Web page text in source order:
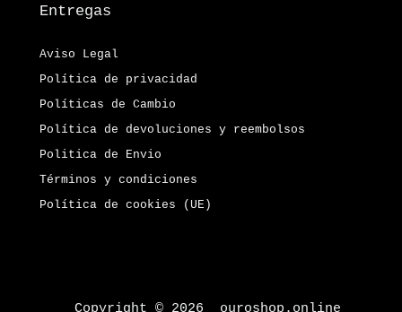
Entregas
Aviso Legal
Política de privacidad
Políticas de Cambio
Política de devoluciones y reembolsos
Politica de Envio
Términos y condiciones
Política de cookies (UE)